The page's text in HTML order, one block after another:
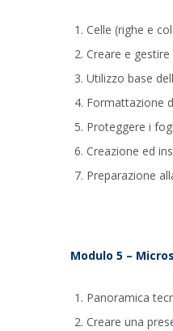
Celle (righe e
Creare e
Utilizzo base
Formattazione
Proteggere i
Creazione ed
Preparazione
Modulo 5 –
Panoramica
Creare una